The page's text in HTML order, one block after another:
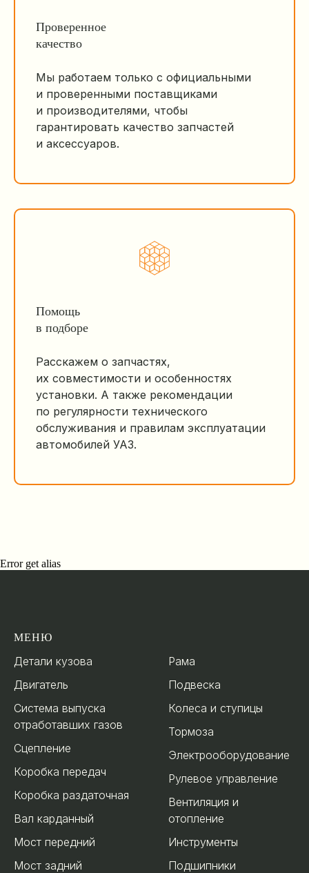
Проверенное
качество
Мы работаем только с официальными
и проверенными поставщиками
и производителями, чтобы
гарантировать качество запчастей
и аксессуаров.
Помощь
в подборе
Расскажем о запчастях,
их совместимости и особенностях
установки. А также рекомендации
по регулярности технического
обслуживания и правилам эксплуатации
автомобилей УАЗ.
Error get alias
МЕНЮ
Детали кузова
Двигатель
Система выпуска
отработавших газов
Сцепление
Коробка передач
Коробка раздаточная
Вал карданный
Мост передний
Мост задний
Рама
Подвеска
Колеса и ступицы
Тормоза
Электрооборудование
Рулевое управление
Вентиляция и
отопление
Инструменты
Подшипники